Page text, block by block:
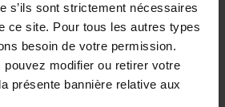
s’ils sont strictement nécessaires
ce site. Pour tous les autres types
besoin de votre permission.
modifier ou retirer votre
présente bannière relative aux
Bestel nu!
aankoop van min. 55€
winkelpunt